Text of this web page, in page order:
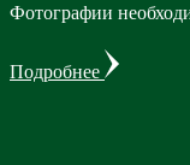
Фотографии
Подробнее